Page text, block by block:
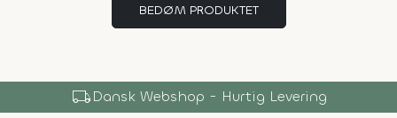
BEDØM PRODUKTET
local_shippingDansk Webshop - Hurtig Levering